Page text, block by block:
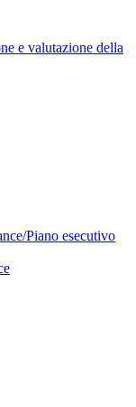
e valutazione della
Piano esecutivo